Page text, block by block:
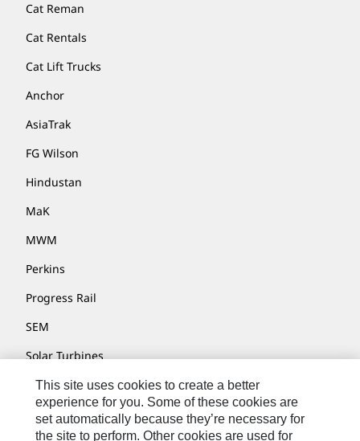
Cat Reman
Cat Rentals
Cat Lift Trucks
Anchor
AsiaTrak
FG Wilson
Hindustan
MaK
MWM
Perkins
Progress Rail
SEM
Solar Turbines
SPM Oil & Gas
Turner Powertrain Systems
This site uses cookies to create a better
experience for you. Some of these cookies are
set automatically because they’re necessary for
the site to perform. Other cookies are used for